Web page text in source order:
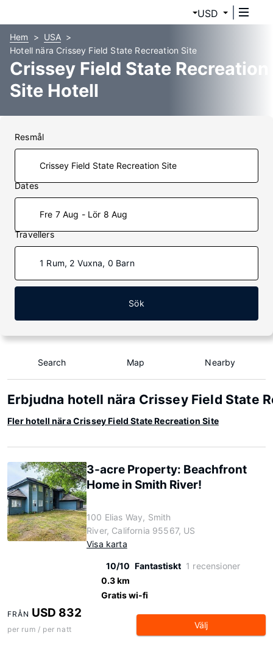
USD
Hem
USA
Hotell nära Crissey Field State Recreation Site
Crissey Field State Recreation
Site Hotell
Resmål
Dates
Fre 7 Aug - Lör 8 Aug
Travellers
1 Rum, 2 Vuxna, 0 Barn
Sök
Search Map Nearby
Erbjudna hotell nära Crissey Field State
Fler hotell nära Crissey Field State Recreation Site
3-acre Property: Beachfront
Home in Smith River!
100 Elias Way, Smith
River, California 95567, US
Visa karta
10/10 Fantastiskt 1 recensioner
0.3 km
Gratis wi-fi
FRÅN USD 832
per rum / per natt Välj